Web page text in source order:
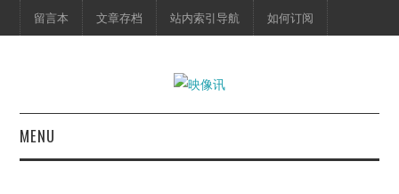
留言本 文章存档 站内索引导航 如何订阅
MENU